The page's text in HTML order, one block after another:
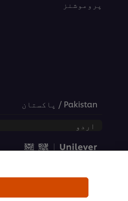
پروموشنز
Pakistan / پاکستان